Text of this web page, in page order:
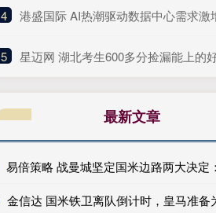
4 港盛国际 AI热潮驱动数据中心需求激增，Arm营收展望
5 星迈网 湖北考生600多分捡漏能上的好大学
最新文章